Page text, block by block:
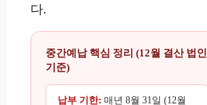
다.
중간예납 핵심 정리 (12월 결산 법인
기준)
납부 기한: 매년 8월 31일 (12월